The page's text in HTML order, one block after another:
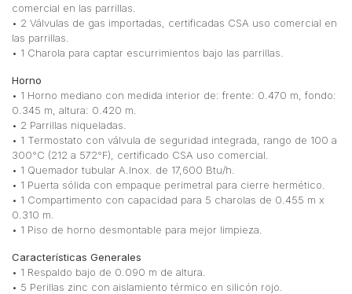
comercial en las parrillas.
• 2 Válvulas de gas importadas, certificadas CSA uso comercial en
las parrillas.
• 1 Charola para captar escurrimientos bajo las parrillas.
Horno
• 1 Horno mediano con medida interior de: frente: 0.470 m, fondo:
0.345 m, altura: 0.420 m.
• 2 Parrillas niqueladas.
• 1 Termostato con válvula de seguridad integrada, rango de 100 a
300°C (212 a 572°F), certificado CSA uso comercial.
• 1 Quemador tubular A.Inox. de 17,600 Btu/h.
• 1 Puerta sólida con empaque perimetral para cierre hermético.
• 1 Compartimento con capacidad para 5 charolas de 0.455 m x
0.310 m.
• 1 Piso de horno desmontable para mejor limpieza.
Características Generales
• 1 Respaldo bajo de 0.090 m de altura.
• 5 Perillas zinc con aislamiento térmico en silicón rojo.